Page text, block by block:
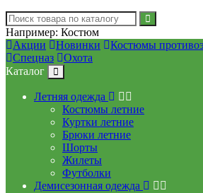
Например: Костюм
Акции
Новинки Костюмы
Спецназ
Охота
Каталог
Летняя одежда
Костюмы летние
Куртки летние
Брюки летние
Шорты
Жилеты
Футболки
Демисезонная одежда